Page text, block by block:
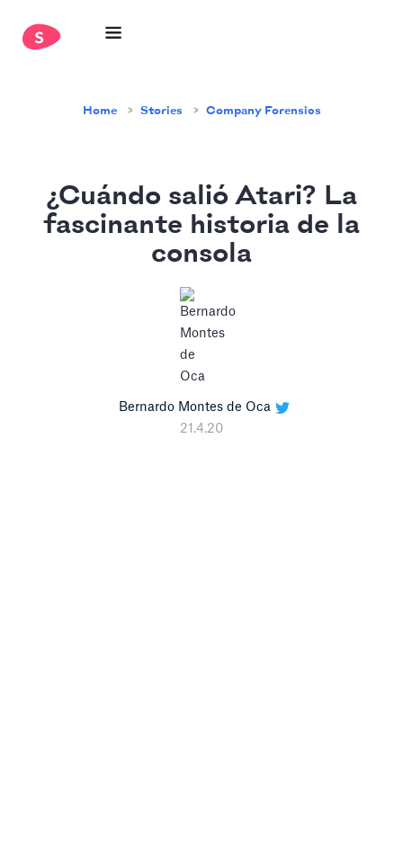
Home Stories Company Forensics
¿Cuándo salió Atari? La
fascinante historia de la
consola
Bernardo Montes de Oca
21.4.20